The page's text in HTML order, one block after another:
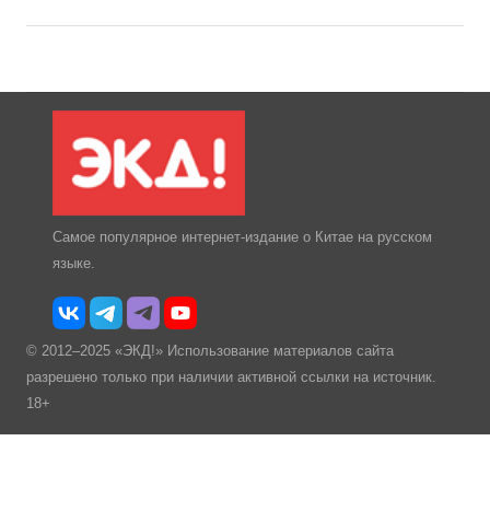
Самое популярное интернет-издание о Китае на русском
языке.
© 2012–2025 «ЭКД!» Использование материалов сайта
разрешено только при наличии активной ссылки на источник.
18+